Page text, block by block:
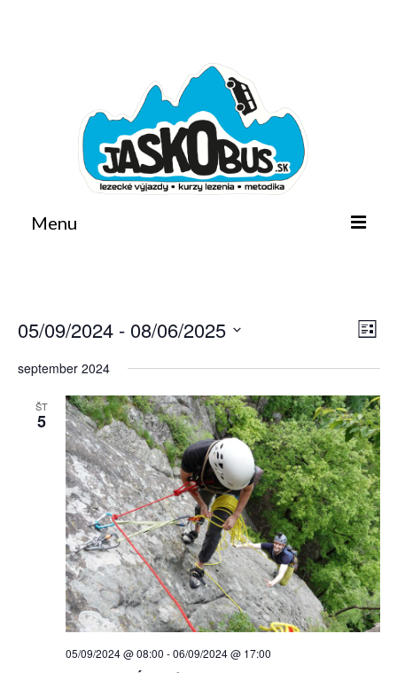
Menu
Reporty
O nás
Kontakt
List
05/09/2024 - 08/06/2025
dátum.
september 2024
ŠT
5
05/09/2024 @ 08:00 -06/09/2024 @ 17:00